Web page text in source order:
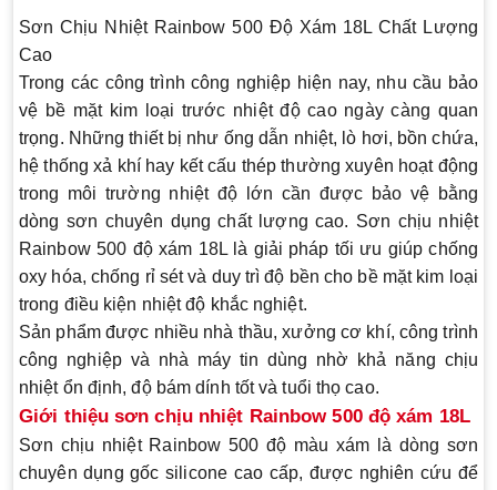
Sơn Chịu Nhiệt Rainbow 500 Độ Xám 18L Chất Lượng
Cao
Trong các công trình công nghiệp hiện nay, nhu cầu bảo
vệ bề mặt kim loại trước nhiệt độ cao ngày càng quan
trọng. Những thiết bị như ống dẫn nhiệt, lò hơi, bồn chứa,
hệ thống xả khí hay kết cấu thép thường xuyên hoạt động
trong môi trường nhiệt độ lớn cần được bảo vệ bằng
dòng sơn chuyên dụng chất lượng cao. Sơn chịu nhiệt
Rainbow 500 độ xám 18L là giải pháp tối ưu giúp chống
oxy hóa, chống rỉ sét và duy trì độ bền cho bề mặt kim loại
trong điều kiện nhiệt độ khắc nghiệt.
Sản phẩm được nhiều nhà thầu, xưởng cơ khí, công trình
công nghiệp và nhà máy tin dùng nhờ khả năng chịu
nhiệt ổn định, độ bám dính tốt và tuổi thọ cao.
Giới thiệu sơn chịu nhiệt Rainbow 500 độ xám 18L
Sơn chịu nhiệt Rainbow 500 độ màu xám là dòng sơn
chuyên dụng gốc silicone cao cấp, được nghiên cứu để